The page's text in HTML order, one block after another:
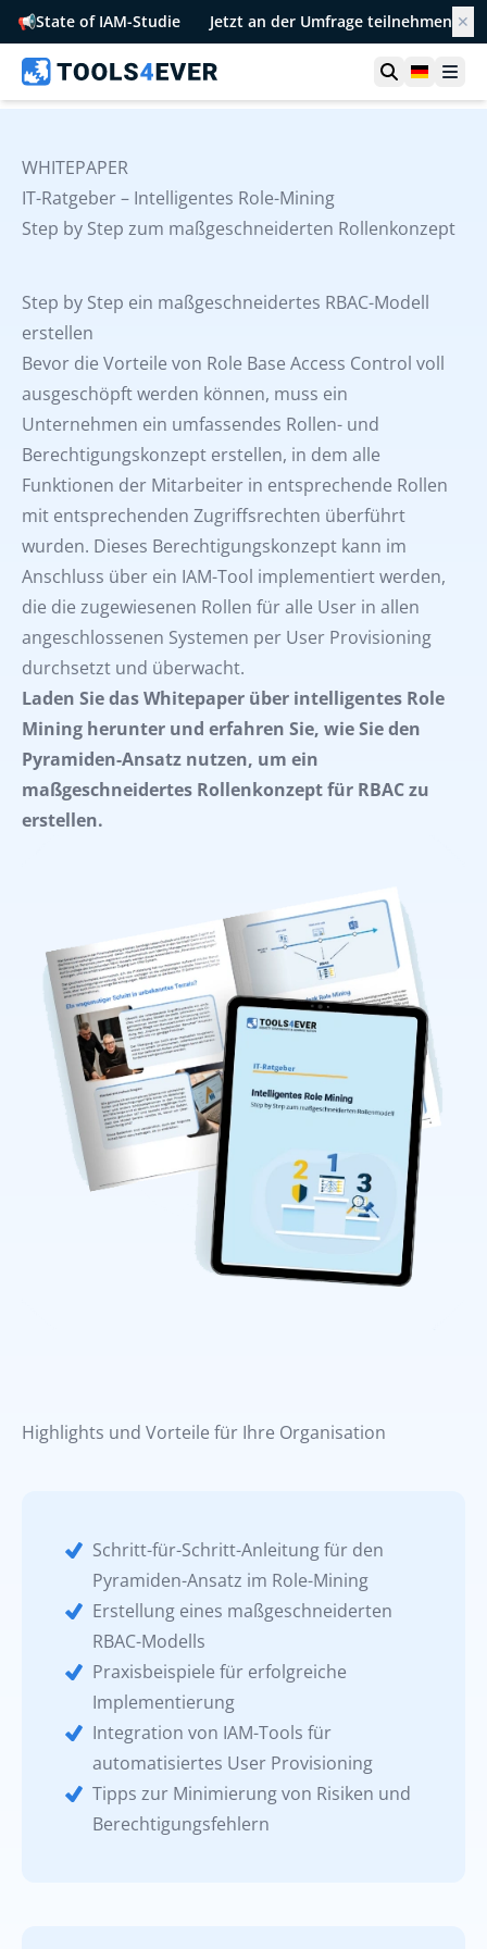
📢State of IAM-Studie Jetzt an der Umfrage teilnehmen ✕
Suche
WHITEPAPER
IT-Ratgeber – Intelligentes Role-Mining
Step by Step zum maßgeschneiderten Rollenkonzept
Step by Step ein maßgeschneidertes RBAC-Modell
erstellen
Bevor die Vorteile von Role Base Access Control voll
ausgeschöpft werden können, muss ein
Unternehmen ein umfassendes Rollen- und
Berechtigungskonzept erstellen, in dem alle
Funktionen der Mitarbeiter in entsprechende Rollen
mit entsprechenden Zugriffsrechten überführt
wurden. Dieses Berechtigungskonzept kann im
Anschluss über ein IAM-Tool implementiert werden,
die die zugewiesenen Rollen für alle User in allen
angeschlossenen Systemen per User Provisioning
durchsetzt und überwacht.
Laden Sie das Whitepaper über intelligentes Role
Mining herunter und erfahren Sie, wie Sie den
Pyramiden-Ansatz nutzen, um ein
maßgeschneidertes Rollenkonzept für RBAC zu
erstellen.
Highlights und Vorteile für Ihre Organisation
Schritt-für-Schritt-Anleitung für den
Pyramiden-Ansatz im Role-Mining
Erstellung eines maßgeschneiderten
RBAC-Modells
Praxisbeispiele für erfolgreiche
Implementierung
Integration von IAM-Tools für
automatisiertes User Provisioning
Tipps zur Minimierung von Risiken und
Berechtigungsfehlern